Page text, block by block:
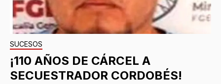
SUCESOS
¡110 AÑOS DE CÁRCEL A
SECUESTRADOR CORDOBÉS!